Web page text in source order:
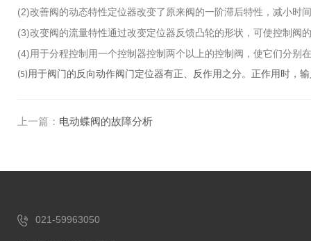
(2)改善阀的动态特性定位器改变了原来阀的一阶滞后特性，减小时
(3)改变阀的流量特性通过改变定位器反馈凸轮的形状，可使控制阀
(4)用于分程控制用一个控制器控制两个以上的控制阀，使它们分别
(5)用于阀门的反向动作阀门定位器有正、反作用之分。正作用时，
上一篇： 电动蝶阀的故障分析
021-59963050